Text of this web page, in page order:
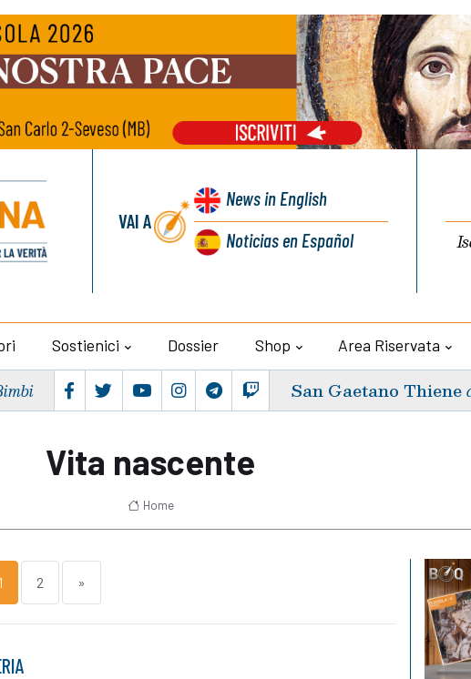
VAI A
Newsin English
Noticiasen Español
Sostienici Dossier Shop Area Riservata
San Gaetano Thiene
Vita nascente
Home
2 »